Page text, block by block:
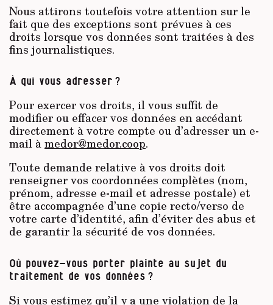
Nous attirons toutefois votre attention sur le
fait que des exceptions sont prévues à ces
droits lorsque vos données sont traitées à des
fins journalistiques.
À qui vous adresser ?
Pour exercer vos droits, il vous suffit de
modifier ou effacer vos données en accédant
directement à votre compte ou d’adresser un e-
mail àmedor@medor.coop.
Toute demande relative à vos droits doit
renseigner vos coordonnées complètes (nom,
prénom, adresse e-mail et adresse postale) et
être accompagnée d’une copie recto/verso de
votre carte d’identité, afin d’éviter des abus et
de garantir la sécurité de vos données.
Où pouvez-vous porter plainte au sujet du
traitement de vos données ?
Si vous estimez qu’il y a une violation de la